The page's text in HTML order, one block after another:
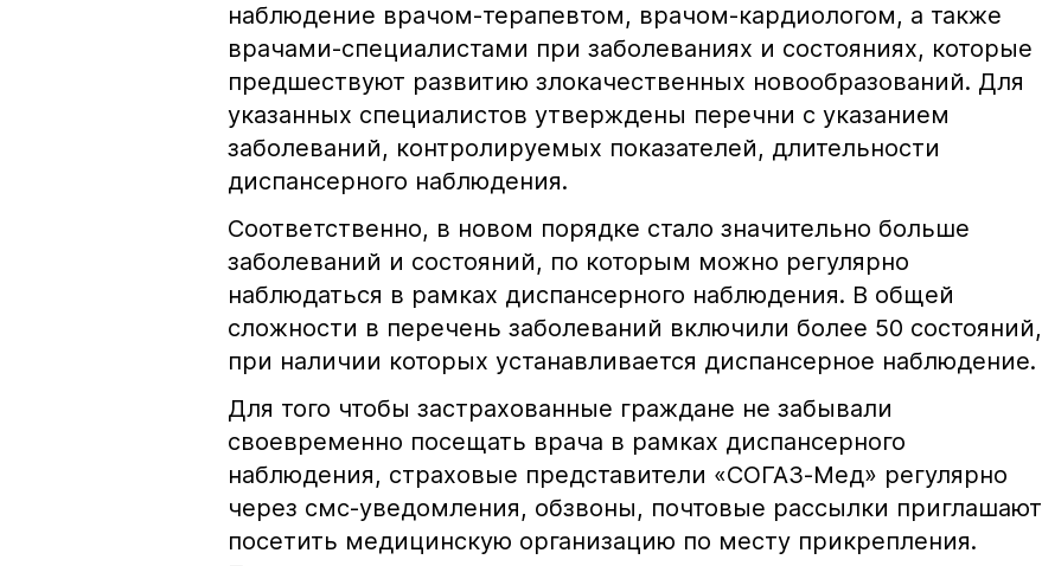
наблюдение врачом-терапевтом, врачом-кардиологом, а также
врачами-специалистами при заболеваниях и состояниях, которые
предшествуют развитию злокачественных новообразований. Для
указанных специалистов утверждены перечни с указанием
заболеваний, контролируемых показателей, длительности
диспансерного наблюдения.
Соответственно, в новом порядке стало значительно больше
заболеваний и состояний, по которым можно регулярно
наблюдаться в рамках диспансерного наблюдения. В общей
сложности в перечень заболеваний включили более 50 состояний,
при наличии которых устанавливается диспансерное наблюдение.
Для того чтобы застрахованные граждане не забывали
своевременно посещать врача в рамках диспансерного
наблюдения, страховые представители «СОГАЗ-Мед» регулярно
через смс-уведомления, обзвоны, почтовые рассылки приглашают
посетить медицинскую организацию по месту прикрепления.